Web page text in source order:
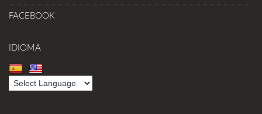
FACEBOOK
IDIOMA